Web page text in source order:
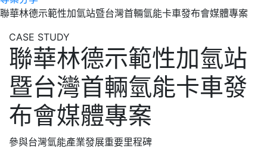
聯華林德示範性加氫站暨台灣首輛氫能卡車發布會媒體專案
CASE STUDY
聯華林德示範性加氫站
暨台灣首輛氫能卡車發
布會媒體專案
參與台灣氫能產業發展重要里程碑